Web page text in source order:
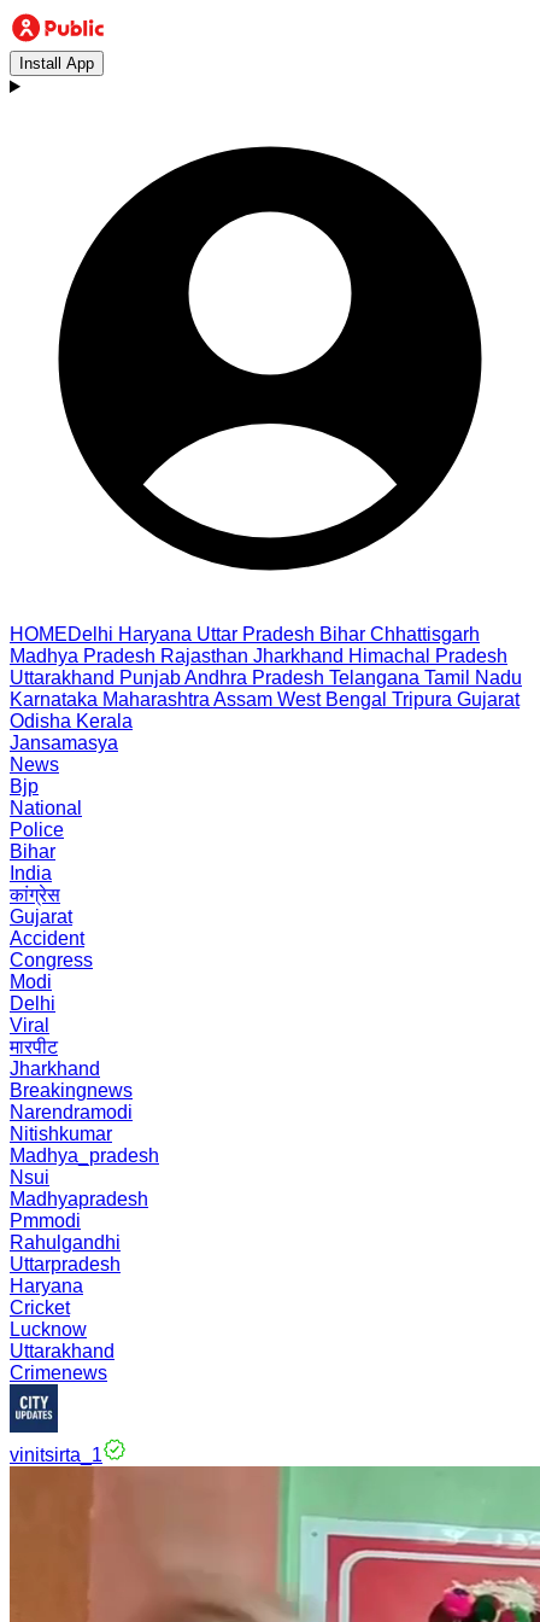
Install App
HOMEDelhi Haryana Uttar Pradesh Bihar Chhattisgarh
Madhya Pradesh Rajasthan Jharkhand Himachal Pradesh
Uttarakhand PunjabAndhra Pradesh Telangana Tamil Nadu
Karnataka Maharashtra Assam West Bengal Tripura Gujarat
Odisha Kerala
Jansamasya
News
Bjp
National
Police
Bihar
India
कांग्रेस
Gujarat
Accident
Congress
Modi
Delhi
Viral
मारपीट
Jharkhand
Breakingnews
Narendramodi
Nitishkumar
Madhya_pradesh
Nsui
Madhyapradesh
Pmmodi
Rahulgandhi
Uttarpradesh
Haryana
Cricket
Lucknow
Uttarakhand
Crimenews
vinitsirta_1